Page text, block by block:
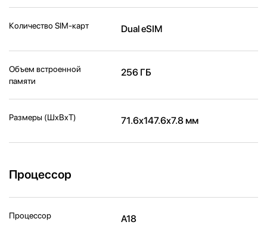
Количество SIM-карт Dual eSIM
Объем встроенной
памяти
256 ГБ
Размеры (ШxВxТ) 71.6x147.6x7.8 мм
Процессор
Процессор A18